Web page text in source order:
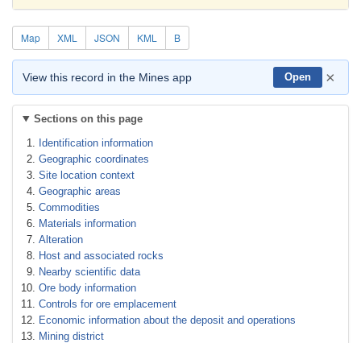
Map XML JSON KML B
View this record in the Mines app Open ×
Sections on this page
Identification information
Geographic coordinates
Site location context
Geographic areas
Commodities
Materials information
Alteration
Host and associated rocks
Nearby scientific data
Ore body information
Controls for ore emplacement
Economic information about the deposit and operations
Mining district